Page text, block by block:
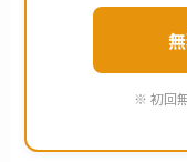
※ 初回